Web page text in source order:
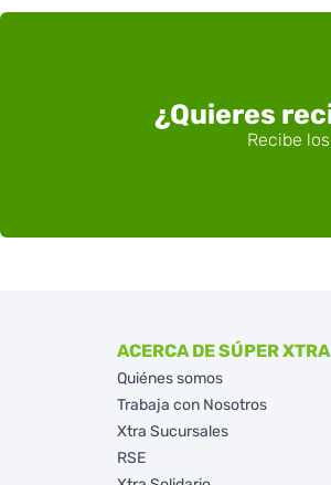
¿Quieres
ACERCA DE SÚPER XTRA
Quiénes somos
Trabaja con Nosotros
Xtra Sucursales
RSE